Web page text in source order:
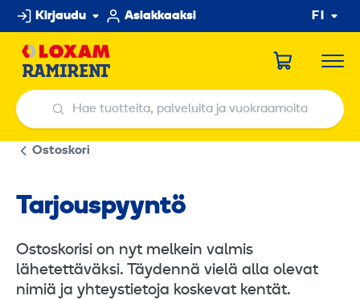
Hyppää
sisältöön
Kirjaudu Asiakkaaksi FI
Hae tuotteita, palveluita ja vuokraamoita
Hae tuotteita, palveluita ja vuokraamoita
Ostoskori
Tarjouspyyntö
Ostoskorisi on nyt melkein valmis
lähetettäväksi. Täydennä vielä alla olevat
nimiä ja yhteystietoja koskevat kentät.